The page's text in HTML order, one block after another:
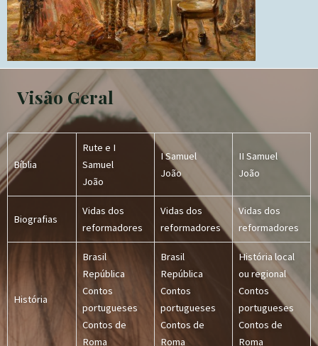
Visão Geral
Bíblia
Rute e I
Samuel
João
I Samuel
João
II Samuel
João
Biografias
Vidas dos
reformadores
Vidas dos
reformadores
Vidas dos
reformadores
História
Brasil
República
Contos
portugueses
Contos de
Roma
Brasil
República
Contos
portugueses
Contos de
Roma
História local
ou regional
Contos
portugueses
Contos de
Roma